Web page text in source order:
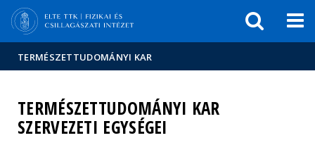
Események
sajtóban
TERMÉSZETTUDOMÁNYI KAR
TERMÉSZETTUDOMÁNYI KAR
SZERVEZETI EGYSÉGEI